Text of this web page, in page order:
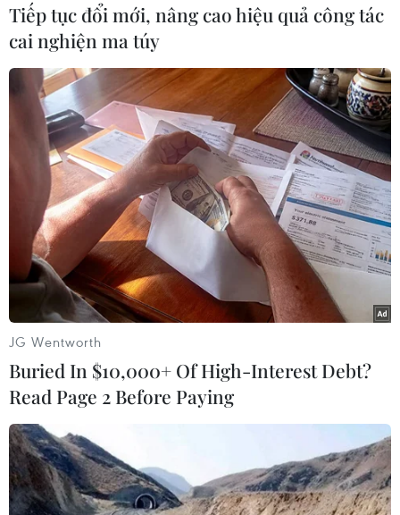
#Bà Rịa-Vũng Tàu
#Thủy thủ Laride Jerry Abapo
#Tai nạn lao động
#Cấp cứu
#Tai nạn lao động
Bà Rịa - Vũng Tàu
Tp. Hồ Chí Minh
Theo dõi VietnamPlus
TIN LIÊN QUAN
Tiếp tục đổi mới, nâng cao hiệu quả công tác
cai nghiện ma túy
JG Wentworth
Buried In $10,000+ Of High-Interest Debt?
Read Page 2 Before Paying